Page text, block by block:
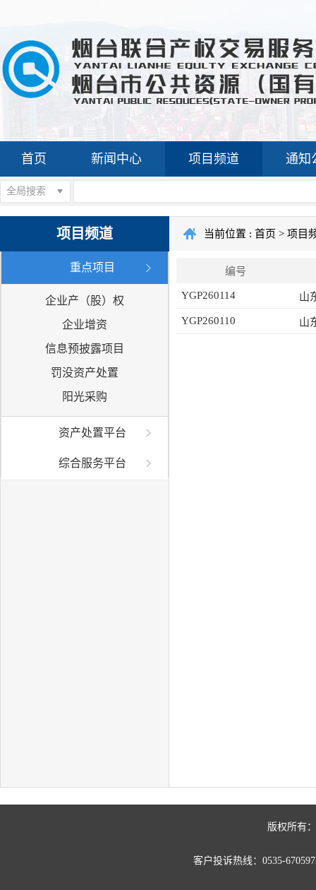
首页 新闻中心 项目频道 通知
全局搜索
项目频道
重点项目
企业产（股）权
企业增资
信息预披露项目
罚没资产处置
阳光采购
资产处置平台
综合服务平台
当前位置 : 首页 > 项目
编号
YGP260114 山
YGP260110
版权所有
客户投诉热线：0535-